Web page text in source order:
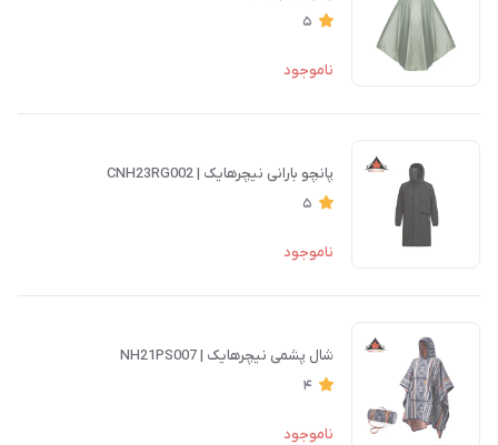
5
ناموجود
پانچو بارانی نیچرهایک | CNH23RG002
5
ناموجود
شال پشمی نیچرهایک | NH21PS007
4
ناموجود